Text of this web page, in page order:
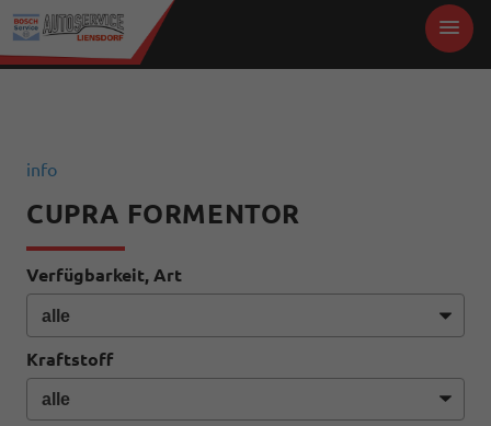
info
CUPRA FORMENTOR
Verfügbarkeit, Art
Kraftstoff